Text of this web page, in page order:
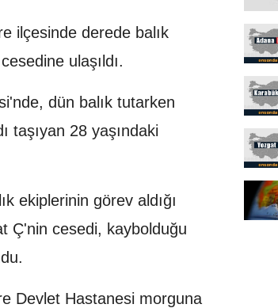
ilçesinde derede balık
ulaşıldı.
dün balık tutarken
taşıyan 28 yaşındaki
ekiplerinin görev aldığı
Ç'nin cesedi, kaybolduğu
Devlet Hastanesi morguna